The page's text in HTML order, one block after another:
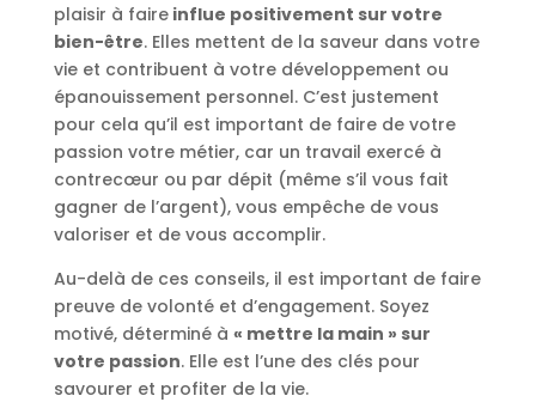
plaisir à faireinflue positivement sur votre
bien-être. Elles mettent de la saveur dans votre
vie et contribuent à votre développement ou
épanouissement personnel. C’est justement
pour cela qu’il est important de faire de votre
passion votre métier, car un travail exercé à
contrecœur ou par dépit (même s’il vous fait
gagner de l’argent), vous empêche de vous
valoriser et de vous accomplir.
Au-delà de ces conseils, il est important de faire
preuve de volonté et d’engagement. Soyez
motivé, déterminé à « mettre la main » sur
votre passion. Elle est l’une des clés pour
savourer et profiter de la vie.